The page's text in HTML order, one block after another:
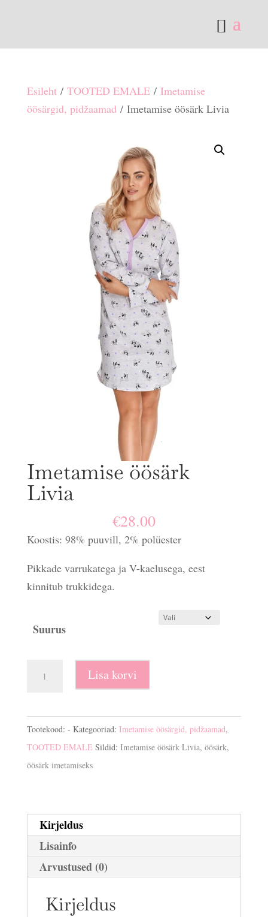
Esileht/ TOOTED EMALE/ Imetamise
öösärgid, pidžaamad/ Imetamise öösärk Livia
Imetamise öösärk
Livia
€28.00
Koostis: 98% puuvill, 2% polüester
Pikkade varrukatega ja V-kaelusega, eest
kinnitub trukkidega.
Suurus
Lisa korvi
Tootekood: - Kategooriad: Imetamise öösärgid, pidžaamad,
TOOTED EMALE Sildid: Imetamise öösärk Livia, öösärk,
öösärk imetamiseks
Kirjeldus
Lisainfo
Arvustused (0)
Kirjeldus